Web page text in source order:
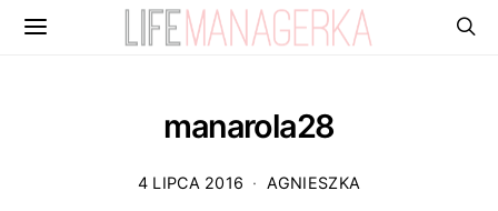
manarola28
4 LIPCA 2016 AGNIESZKA